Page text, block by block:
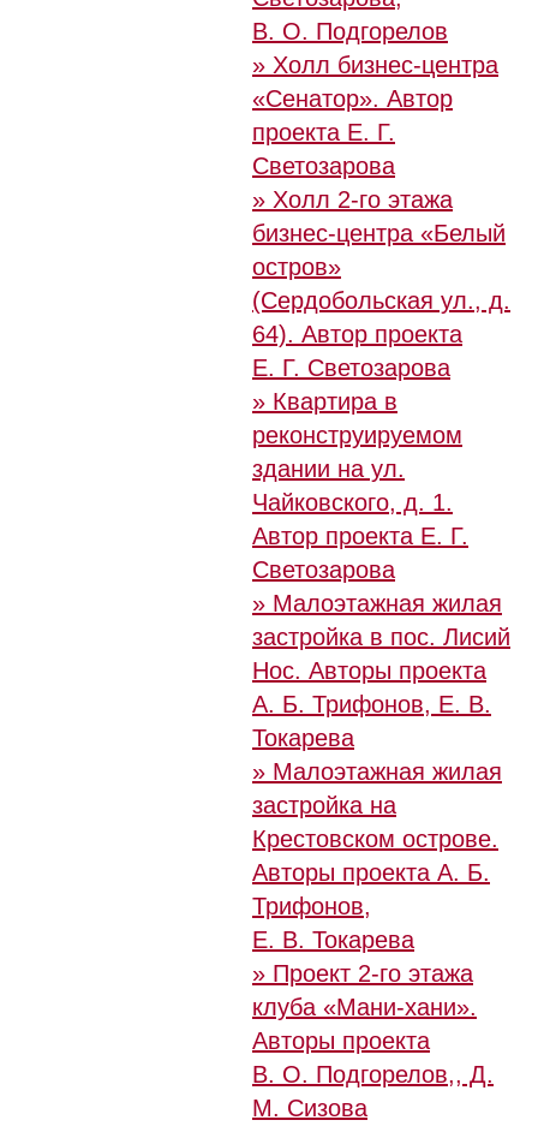
В. О. Подгорелов
» Холл бизнес-центра
«Сенатор». Автор
проекта Е. Г.
Светозарова
» Холл 2-го этажа
бизнес-центра «Белый
остров»
(Сердобольская ул., д.
64). Автор проекта
Е. Г. Светозарова
» Квартира в
реконструируемом
здании на ул.
Чайковского, д. 1.
Автор проекта Е. Г.
Светозарова
» Малоэтажная жилая
застройка в пос. Лисий
Нос. Авторы проекта
А. Б. Трифонов, Е. В.
Токарева
» Малоэтажная жилая
застройка на
Крестовском острове.
Авторы проекта А. Б.
Трифонов,
Е. В. Токарева
» Проект 2-го этажа
клуба «Мани-хани».
Авторы проекта
В. О. Подгорелов,, Д.
М. Сизова